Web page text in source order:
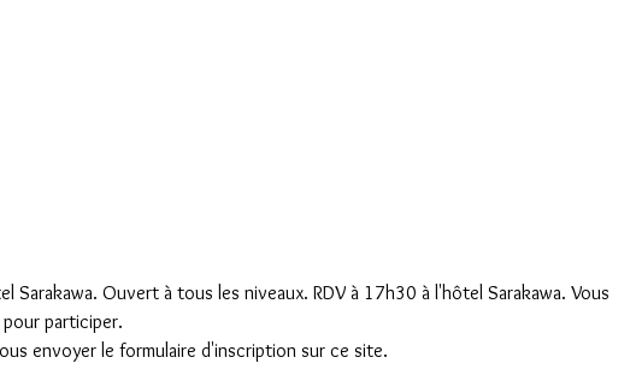
Sarakawa. Ouvert à tous les niveaux. RDV à 17h30 à l'hôtel Sarakawa. Vous
participer.
envoyer le formulaire d'inscription sur ce site.